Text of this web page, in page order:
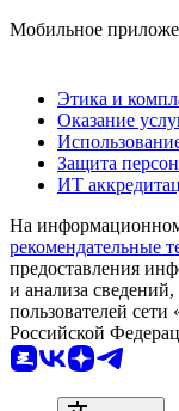
Мобильное
Этика и
Оказание
Защита
ИТ
На
рекомендательные
предоставления
и анализа
пользователей
Российской